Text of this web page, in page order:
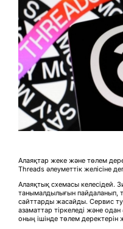
Алаяқтар жеке және төлем
Threads әлеуметтік желісіне
Алаяқтық схемасы келесідей.
танымалдылығын пайдаланып,
сайттарды жасайды. Сервис
азаматтар тіркеледі және
оның ішінде төлем